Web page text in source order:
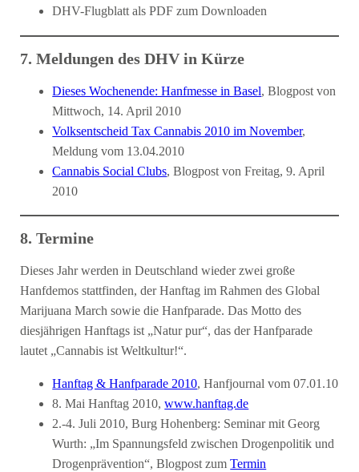
DHV-Flugblatt als PDF zum Downloaden
7. Meldungen des DHV in Kürze
Dieses Wochenende: Hanfmesse in Basel, Blogpost von
Mittwoch, 14. April 2010
Volksentscheid Tax Cannabis 2010 im November,
Meldung vom 13.04.2010
Cannabis Social Clubs, Blogpost von Freitag, 9. April
2010
8. Termine
Dieses Jahr werden in Deutschland wieder zwei große
Hanfdemos stattfinden, der Hanftag im Rahmen des Global
Marijuana March sowie die Hanfparade. Das Motto des
diesjährigen Hanftags ist „Natur pur“, das der Hanfparade
lautet „Cannabis ist Weltkultur!“.
Hanftag & Hanfparade 2010, Hanfjournal vom 07.01.10
8. Mai Hanftag 2010,www.hanftag.de
2.-4. Juli 2010, Burg Hohenberg: Seminar mit Georg
Wurth: „Im Spannungsfeld zwischen Drogenpolitik und
Drogenprävention“, Blogpost zumTermin